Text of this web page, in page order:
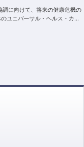
調に向けて、将来の健康危機の
ユニバーサル・ヘルス・カバ